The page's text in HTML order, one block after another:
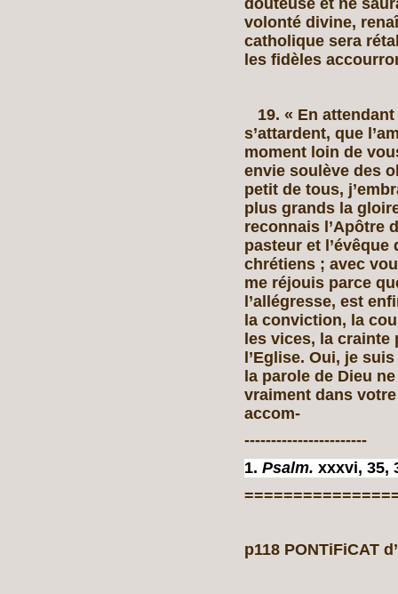
douteuse et ne
volonté divine,
catholique sera
les fidèles
19. « En attendant
s’attardent, que
moment loin de
envie soulève des
petit de tous,
plus grands la
reconnais l’Apôtre
pasteur et
chrétiens ; avec
me réjouis parce
l’allégresse, est
la conviction, la
les vices, la crainte
l’Eglise. Oui, je
la parole de Dieu
vraiment dans
accom-
-----------------------
1. Psalm. xxxvi, 35,
p118 PONTiFiCAT